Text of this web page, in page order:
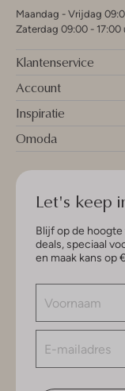
Maandag - Vrijdag
Zaterdag 09:00 - 17:00
Klantenservice
Account
Inspiratie
Omoda
Let's keep
Blijf op de
deals, speciaal
en maak kans op